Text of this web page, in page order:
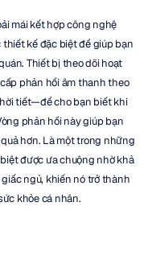
mái kết hợp công nghệ
kế đặc biệt để giúp bạn
Thiết bị theo dõi hoạt
phản hồi âm thanh theo
tiết—để cho bạn biết khi
phản hồi này giúp bạn
được ưa chuộng nhờ khả
ngủ, khiến nó trở thành
khỏe cá nhân.